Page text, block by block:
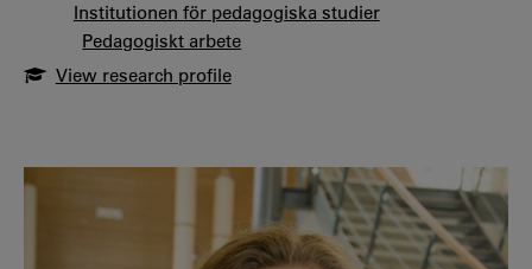
Institutionen för pedagogiska studier
Pedagogiskt arbete
View research profile